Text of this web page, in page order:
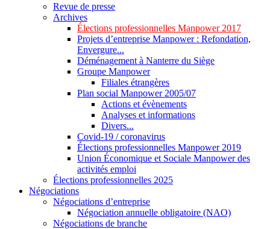
Revue de presse
Archives
Élections professionnelles Manpower 2017
Projets d’entreprise Manpower : Refondation,
Envergure...
Déménagement à Nanterre du Siège
Groupe Manpower
Filiales étrangères
Plan social Manpower 2005/07
Actions et évènements
Analyses et informations
Divers...
Covid-19 / coronavirus
Élections professionnelles Manpower 2019
Union Économique et Sociale Manpower des
activités emploi
Élections professionnelles 2025
Négociations
Négociations d’entreprise
Négociation annuelle obligatoire (NAO)
Négociations de branche